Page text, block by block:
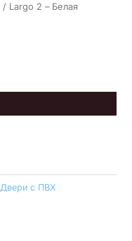
/ Largo 2 – Белая
Двери с ПВХ